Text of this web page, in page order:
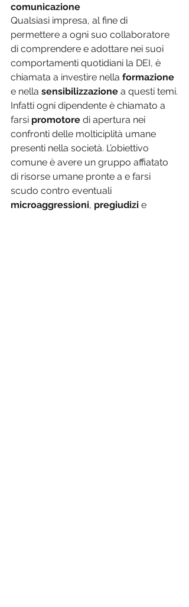
comunicazione
Qualsiasi impresa, al fine di
permettere a ogni suo collaboratore
di comprendere e adottare nei suoi
comportamenti quotidiani la DEI, è
chiamata a investire nella formazione
e nella sensibilizzazione a questi temi.
Infatti ogni dipendente è chiamato a
farsi promotore di apertura nei
confronti delle molticiplità umane
presenti nella società. L’obiettivo
comune è avere un gruppo affiatato
di risorse umane pronte a e farsi
scudo contro eventuali
microaggressioni, pregiudizi e